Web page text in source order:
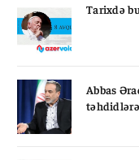
Tarixdə
Abbas